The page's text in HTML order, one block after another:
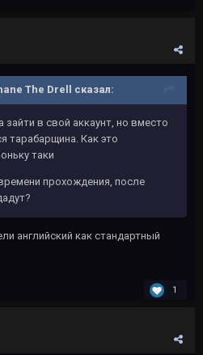
The Drell сказал:
в свой аккаунт, но вместо
тарабарщина. Как это
таки
прохождения, после
английский как стандартный
1